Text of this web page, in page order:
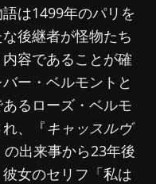
は1499年のパリを
後継者が怪物たち
容であることが確
ー・ベルモントと
るローズ・ベルモ
、『キャッスルヴ
の出来事から23年後
女のセリフ「私は